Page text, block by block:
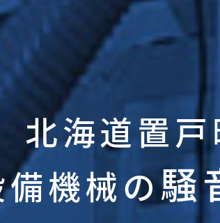
北海道置戸
機械の騒